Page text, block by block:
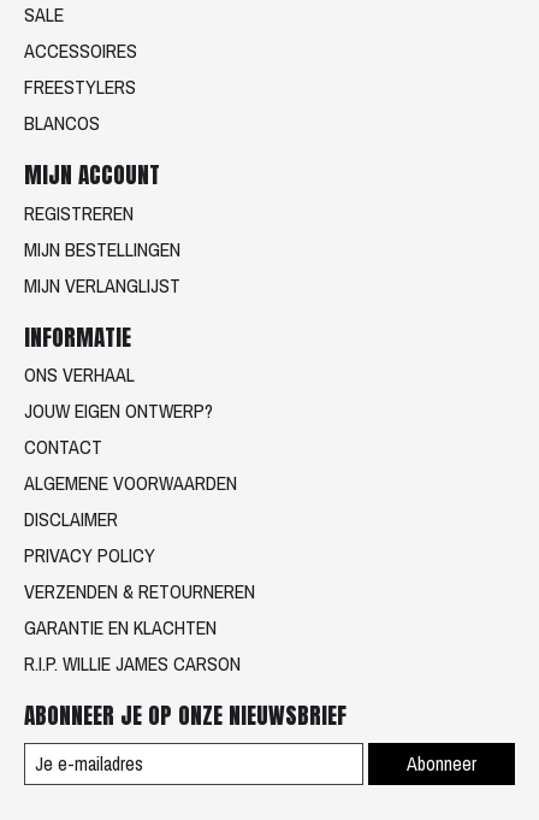
SALE
ACCESSOIRES
FREESTYLERS
BLANCOS
MIJN ACCOUNT
REGISTREREN
MIJN BESTELLINGEN
MIJN VERLANGLIJST
INFORMATIE
ONS VERHAAL
JOUW EIGEN ONTWERP?
CONTACT
ALGEMENE VOORWAARDEN
DISCLAIMER
PRIVACY POLICY
VERZENDEN & RETOURNEREN
GARANTIE EN KLACHTEN
R.I.P. WILLIE JAMES CARSON
ABONNEER JE OP ONZE NIEUWSBRIEF
Abonneer